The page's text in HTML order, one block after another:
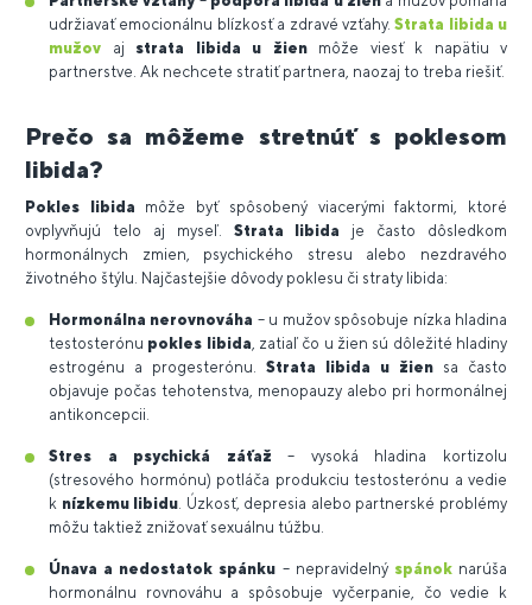
udržiavať emocionálnu blízkosť a zdravé vzťahy.Strata libida u
mužov aj strata libida u žienmôže viesť k napätiu v
partnerstve. Ak nechcete stratiť partnera, naozaj to treba riešiť.
Prečo sa môžeme stretnúť s poklesom
libida?
Pokles libida môže byť spôsobený viacerými faktormi, ktoré
ovplyvňujú telo aj myseľ. Strata libida je často dôsledkom
hormonálnych zmien, psychického stresu alebo nezdravého
životného štýlu. Najčastejšie dôvody poklesu či straty libida:
Hormonálna nerovnováha – u mužov spôsobuje nízka hladina
testosterónu pokles libida , zatiaľ čo u žien sú dôležité hladiny
estrogénu a progesterónu. Strata libida u žien sa často
objavuje počas tehotenstva, menopauzy alebo pri hormonálnej
antikoncepcii.
Stres a psychická záťaž – vysoká hladina kortizolu
(stresového hormónu) potláča produkciu testosterónu a vedie
k nízkemu libidu . Úzkosť, depresia alebo partnerské problémy
môžu taktiež znižovať sexuálnu túžbu.
Únava a nedostatok spánku – nepravidelný spánoknarúša
hormonálnu rovnováhu a spôsobuje vyčerpanie, čo vedie k